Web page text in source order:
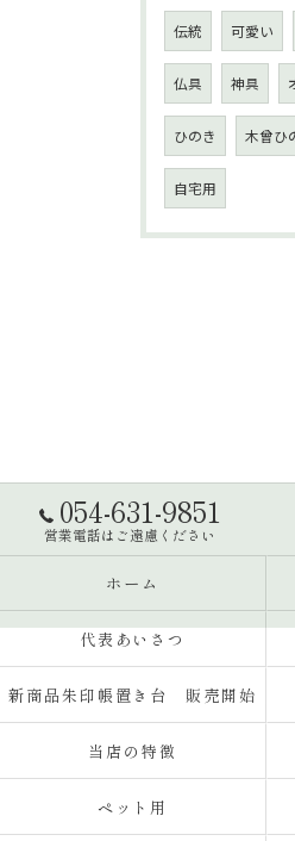
伝統 可愛い
仏具 神具
ひのき 木曾ひ
自宅用
054-631-9851
営業電話はご遠慮ください
ホーム
代表あいさつ
新商品朱印帳置き台 販売開始
当店の特徴
ペット用